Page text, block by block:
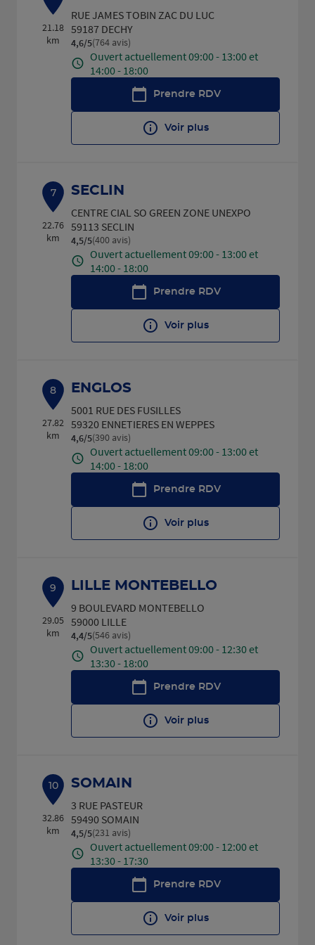
21.18
km
RUE JAMES TOBIN ZAC DU LUC
59187 DECHY
4,6/5Note de 4.6 sur 5
(764 avis)
Ouvert actuellement 09:00 - 13:00 et
14:00 - 18:00
Prendre RDV
Voir plus
7
22.76
km
SECLIN
CENTRE CIAL SO GREEN ZONE UNEXPO
59113 SECLIN
4,5/5Note de 4.5 sur 5
(400 avis)
Ouvert actuellement 09:00 - 13:00 et
14:00 - 18:00
Prendre RDV
Voir plus
8
27.82
km
ENGLOS
5001 RUE DES FUSILLES
59320 ENNETIERES EN WEPPES
4,6/5Note de 4.6 sur 5
(390 avis)
Ouvert actuellement 09:00 - 13:00 et
14:00 - 18:00
Prendre RDV
Voir plus
9
29.05
km
LILLE MONTEBELLO
9 BOULEVARD MONTEBELLO
59000 LILLE
4,4/5Note de 4.4 sur 5
(546 avis)
Ouvert actuellement 09:00 - 12:30 et
13:30 - 18:00
Prendre RDV
Voir plus
10
32.86
km
SOMAIN
3 RUE PASTEUR
59490 SOMAIN
4,5/5Note de 4.5 sur 5
(231 avis)
Ouvert actuellement 09:00 - 12:00 et
13:30 - 17:30
Prendre RDV
Voir plus